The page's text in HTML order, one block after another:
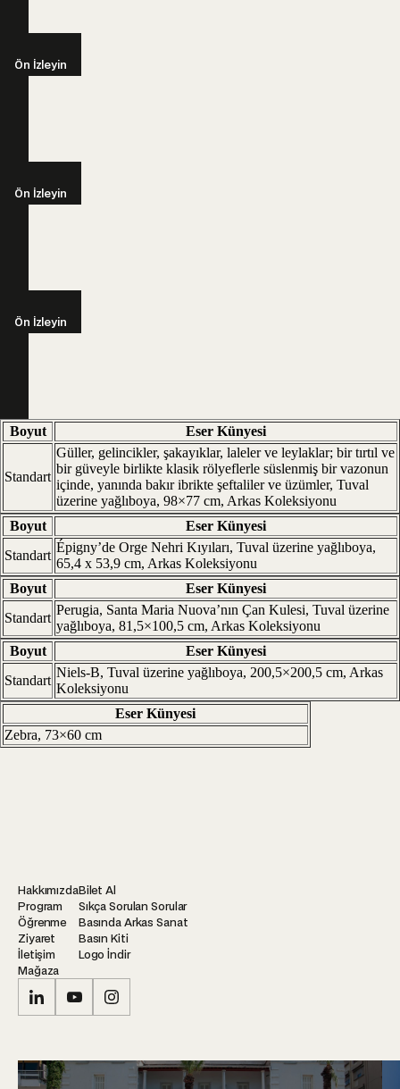
Ön İzleyin
Ön İzleyin
Ön İzleyin
Boyut Eser Künyesi
Standart
Güller, gelincikler, şakayıklar, laleler ve leylaklar; bir tırtıl ve
bir güveyle birlikte klasik rölyeflerle süslenmiş bir vazonun
içinde, yanında bakır ibrikte şeftaliler ve üzümler, Tuval
üzerine yağlıboya, 98×77 cm, Arkas Koleksiyonu
Boyut
Eser Künyesi
Standart
Épigny’de Orge Nehri Kıyıları, Tuval üzerine yağlıboya,
65,4 x 53,9 cm, Arkas Koleksiyonu
Boyut
Eser Künyesi
Standart
Perugia, Santa Maria Nuova’nın Çan Kulesi, Tuval üzerine
yağlıboya, 81,5×100,5 cm, Arkas Koleksiyonu
Boyut
Eser Künyesi
Standart
Niels-B, Tuval üzerine yağlıboya, 200,5×200,5 cm, Arkas
Koleksiyonu
Eser Künyesi
Zebra, 73×60 cm
Hakkımızda
Program
Öğrenme
Ziyaret
İletişim
Mağaza
Bilet Al
Sıkça Sorulan Sorular
Basında Arkas Sanat
Basın Kiti
Logo İndir